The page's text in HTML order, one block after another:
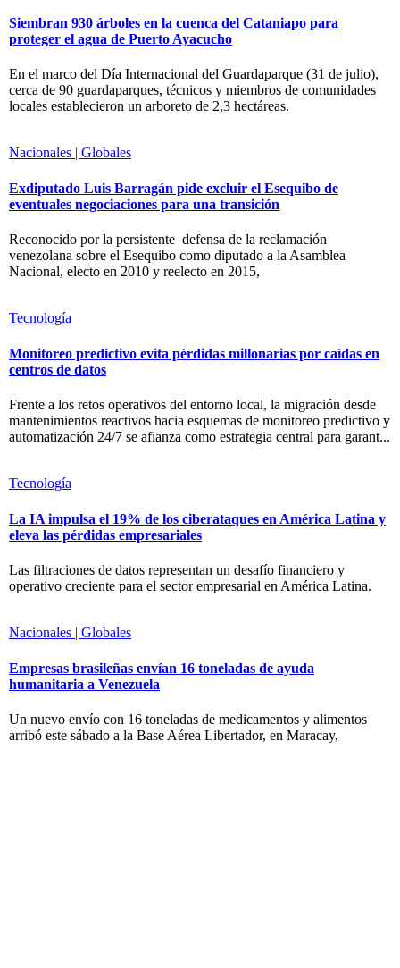
Siembran 930 árboles en la cuenca del Cataniapo para
proteger el agua de Puerto Ayacucho
En el marco del Día Internacional del Guardaparque (31 de julio),
cerca de 90 guardaparques, técnicos y miembros de comunidades
locales establecieron un arboreto de 2,3 hectáreas.
Nacionales | Globales
Exdiputado Luis Barragán pide excluir el Esequibo de
eventuales negociaciones para una transición
Reconocido por la persistente defensa de la reclamación
venezolana sobre el Esequibo como diputado a la Asamblea
Nacional, electo en 2010 y reelecto en 2015,
Tecnología
Monitoreo predictivo evita pérdidas millonarias por caídas en
centros de datos
Frente a los retos operativos del entorno local, la migración desde
mantenimientos reactivos hacia esquemas de monitoreo predictivo y
automatización 24/7 se afianza como estrategia central para garant...
Tecnología
La IA impulsa el 19% de los ciberataques en América Latina y
eleva las pérdidas empresariales
Las filtraciones de datos representan un desafío financiero y
operativo creciente para el sector empresarial en América Latina.
Nacionales | Globales
Empresas brasileñas envían 16 toneladas de ayuda
humanitaria a Venezuela
Un nuevo envío con 16 toneladas de medicamentos y alimentos
arribó este sábado a la Base Aérea Libertador, en Maracay,